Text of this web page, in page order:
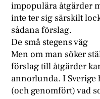
impopulära åtgärder
inte ter sig särskilt
sådana förslag.
De små stegens väg
Men om man söker
förslag till åtgärder
annorlunda. I
(och genomfört) vad